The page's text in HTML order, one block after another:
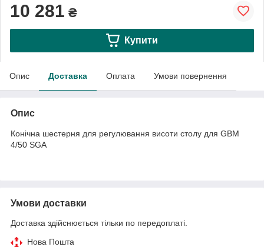
10 281 ₴
Купити
Опис Доставка Оплата Умови повернення
Опис
Конічна шестерня для регулювання висоти столу для GBM
4/50 SGA
Умови доставки
Доставка здійснюється тільки по передоплаті.
Нова Пошта